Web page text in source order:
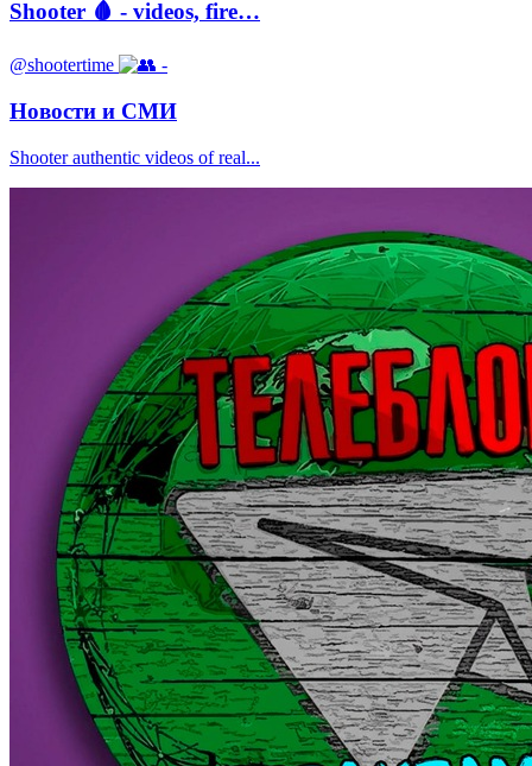
Shooter 🩸 - videos, fire…
@shootertime -
Новости и СМИ
Shooter authentic videos of real...